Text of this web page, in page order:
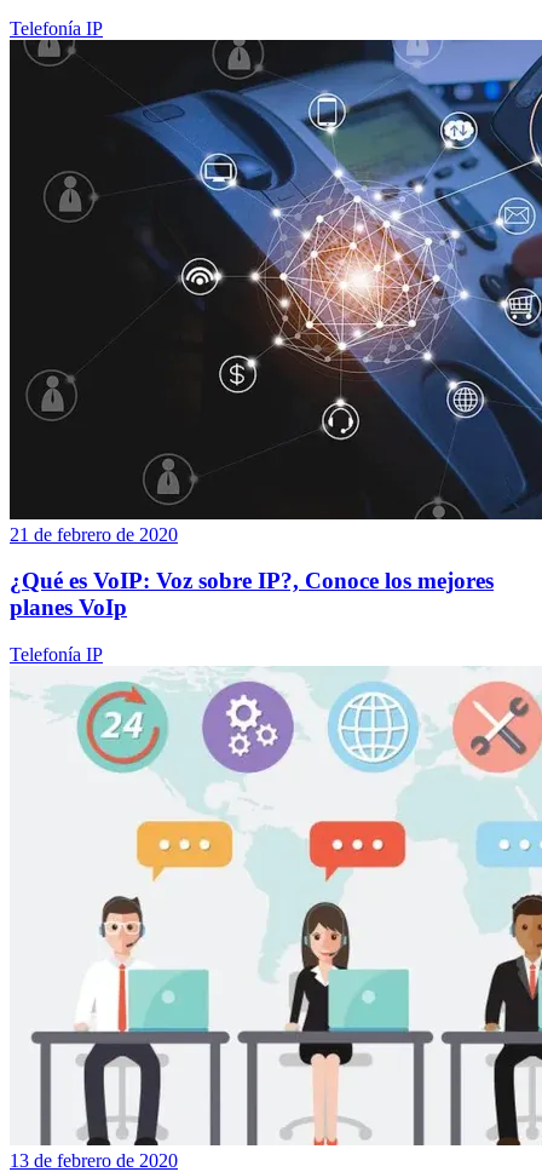
Telefonía IP
21 de febrero de 2020
¿Qué es VoIP: Voz sobre IP?, Conoce los mejores
planes VoIp
Telefonía IP
13 de febrero de 2020